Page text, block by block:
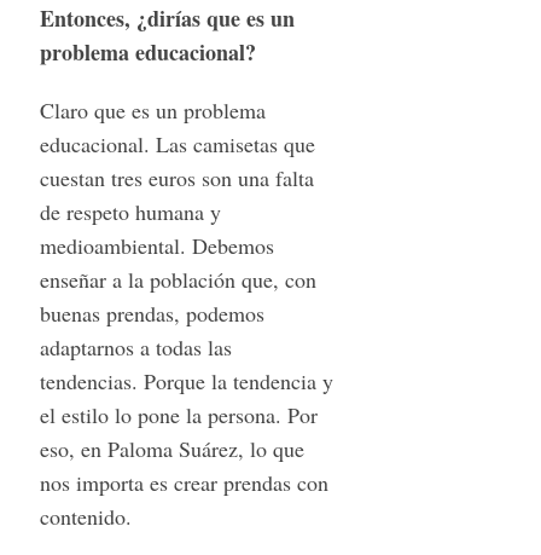
Entonces, ¿dirías que es un
problema educacional?
Claro que es un problema
educacional. Las camisetas que
cuestan tres euros son una falta
de respeto humana y
medioambiental. Debemos
enseñar a la población que, con
buenas prendas, podemos
adaptarnos a todas las
tendencias. Porque la tendencia y
el estilo lo pone la persona. Por
eso, en Paloma Suárez, lo que
nos importa es crear prendas con
contenido.